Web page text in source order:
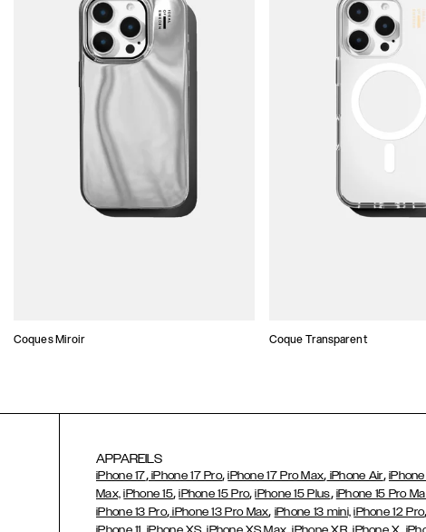
Coques Miroir Coque Transparent
APPAREILS
iPhone 17,iPhone 17 Pro,iPhone 17 Pro Max, iPhone Air, iPhone
Max, iPhone 15,iPhone 15 Pro,iPhone 15 Plus, iPhone 15 Pro
iPhone 13 Pro, iPhone 13 Pro Max, iPhone 13 mini, iPhone 12 Pro,